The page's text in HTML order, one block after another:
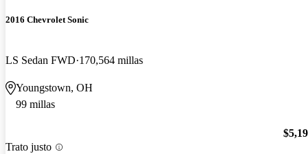
2016 Chevrolet Sonic
LS Sedan FWD 170,564 millas
Youngstown, OH
99 millas
Trato justo